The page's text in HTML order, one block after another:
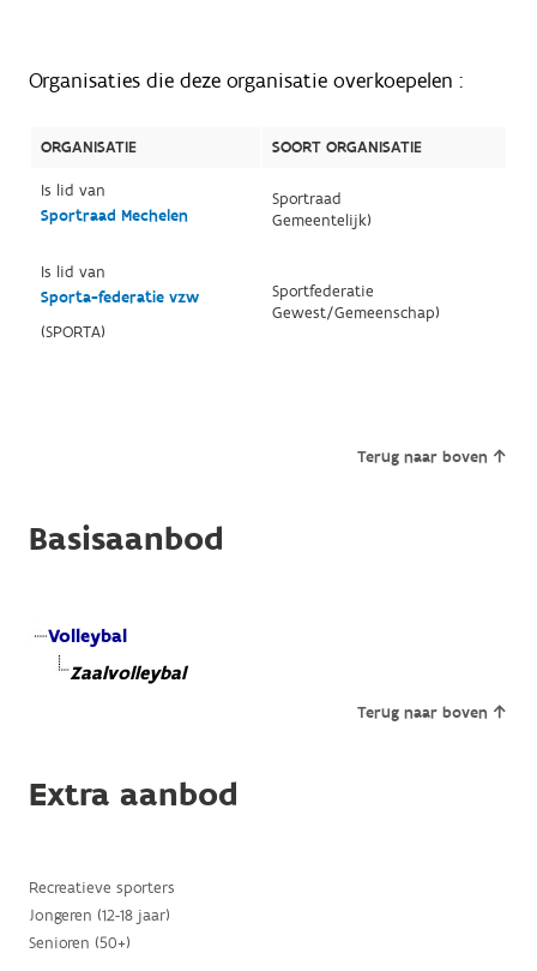
Organisaties die deze organisatie overkoepelen :
ORGANISATIE
SOORT ORGANISATIE
Is lid van
Sportraad Mechelen
Sportraad
Gemeentelijk)
Is lid van
Sporta-federatie vzw
(SPORTA)
Sportfederatie
Gewest/Gemeenschap)
Terug naar boven
Basisaanbod
Volleybal
Zaalvolleybal
Terug naar boven
Extra aanbod
Recreatieve sporters
Jongeren (12-18 jaar)
Senioren (50+)